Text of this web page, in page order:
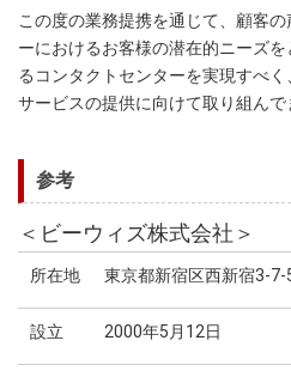
この度の業務提携を通じて、顧客
ーにおけるお客様の潜在的ニーズ
るコンタクトセンターを実現すべ
サービスの提供に向けて取り組んで
参考
＜ビーウィズ株式会社＞
所在地 東京都新宿区西新宿3-
設立 2000年5月12日